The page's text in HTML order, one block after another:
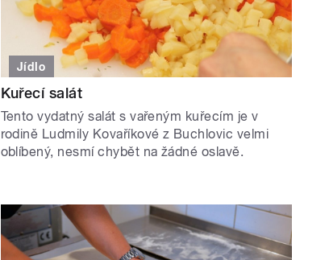
Jídlo
Kuřecí salát
Tento vydatný salát s vařeným kuřecím je v
rodině Ludmily Kovaříkové z Buchlovic velmi
oblíbený, nesmí chybět na žádné oslavě.